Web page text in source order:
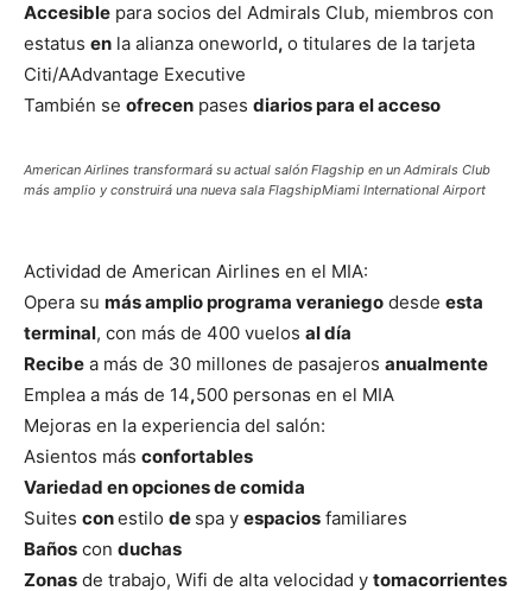
Accesible para socios del Admirals Club, miembros con
estatus en la alianza oneworld, o titulares de la tarjeta
Citi/AAdvantage Executive
También se ofrecen pases diarios para el acceso
American Airlines transformará su actual salón Flagship en un Admirals Club
más amplio y construirá una nueva sala FlagshipMiami International Airport
Actividad de American Airlines en el MIA:
Opera su más amplio programa veraniego desde esta
terminal, con más de 400 vuelos al día
Recibe a más de 30 millones de pasajeros anualmente
Emplea a más de 14,500 personas en el MIA
Mejoras en la experiencia del salón:
Asientos más confortables
Variedad en opciones de comida
Suites conestilo de spa y espacios familiares
Baños con duchas
Zonas de trabajo, Wifi de alta velocidad y tomacorrientes